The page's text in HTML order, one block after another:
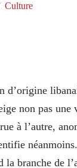
Culture
d’origine
non pas
à l’autre,
la branche de